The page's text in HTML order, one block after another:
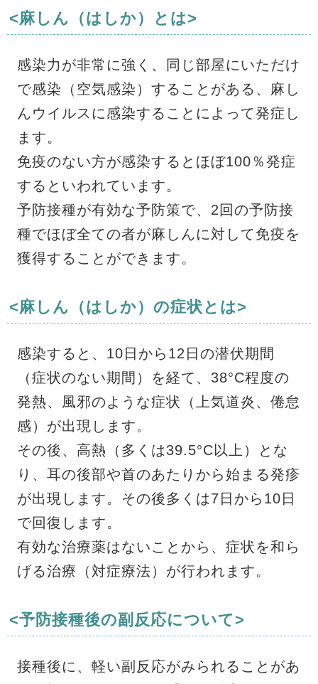
<麻しん（はしか）とは>
感染力が非常に強く、同じ部屋にいただけ
で感染（空気感染）することがある、麻し
んウイルスに感染することによって発症し
ます。
免疫のない方が感染するとほぼ100％発症
するといわれています。
予防接種が有効な予防策で、2回の予防接
種でほぼ全ての者が麻しんに対して免疫を
獲得することができます。
<麻しん（はしか）の症状とは>
感染すると、10日から12日の潜伏期間
（症状のない期間）を経て、38°C程度の
発熱、風邪のような症状（上気道炎、倦怠
感）が出現します。
その後、高熱（多くは39.5°C以上）とな
り、耳の後部や首のあたりから始まる発疹
が出現します。その後多くは7日から10日
で回復します。
有効な治療薬はないことから、症状を和ら
げる治療（対症療法）が行われます。
<予防接種後の副反応について>
接種後に、軽い副反応がみられることがあ